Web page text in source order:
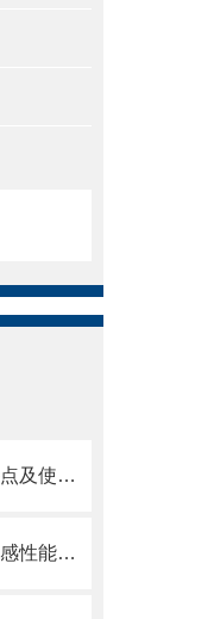
防水防尘防腐三防灯的功能特点及使用介绍！
铜线电感镇流器具有较高的电感性能和可靠性